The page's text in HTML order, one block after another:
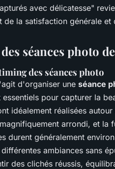
avec délicatesse"
de la satisfaction générale
séances photo
des séances photo
d'organiser une séance
essentiels pour capturer la
idéalement réalisées
arrondi, et la
durent généralement
ambiances sans
des clichés réussis,